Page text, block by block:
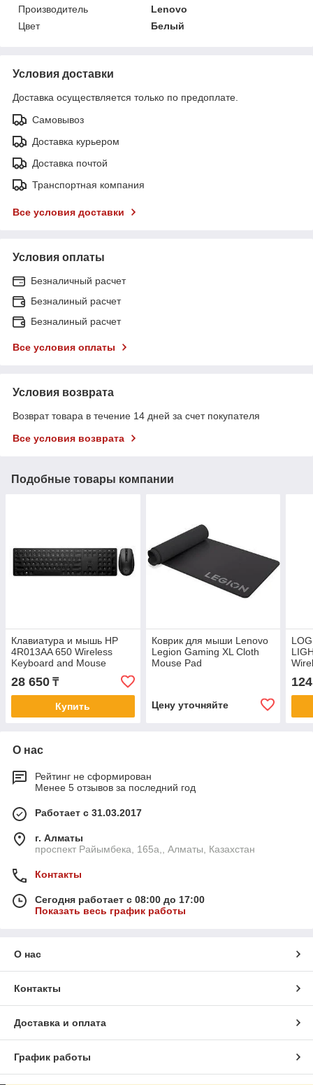
Производитель
Lenovo
Цвет
Белый
Условия доставки
Доставка осуществляется только по предоплате.
Самовывоз
Доставка курьером
Доставка почтой
Транспортная компания
Все условия доставки
Условия оплаты
Безналичный расчет
Безналиный расчет
Безналиный расчет
Все условия оплаты
Условия возврата
Возврат товара в течение 14 дней за счет покупателя
Все условия возврата
Подобные товары компании
Клавиатура и мышь HP
4R013AA 650 Wireless
Keyboard and Mouse
Combo BLK RUSS
28 650 ₸
Купить
Коврик для мыши Lenovo
Legion Gaming XL Cloth
Mouse Pad
Цену уточняйте
О нас
Рейтинг не сформирован
Менее 5 отзывов за последний год
Работает с 31.03.2017
г. Алматы
проспект Райымбека, 165а,, Алматы, Казахстан
Контакты
Сегодня работает с 08:00 до 17:00
Показать весь график работы
О нас
Контакты
Доставка и оплата
График работы